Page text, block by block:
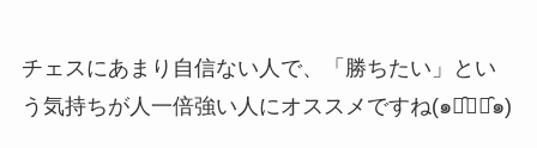
チェスにあまり自信ない人で、「勝ちたい」とい
う気持ちが人一倍強い人にオススメですね(๑･̑◡･̑๑)